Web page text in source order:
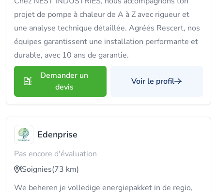
projet de pompe à chaleur de A à Z avec rigueur et
une analyse technique détaillée. Agréés Rescert, nos
équipes garantissent une installation performante et
durable, avec 10 ans de garantie.
Demander un
devis
Voir le profil
Edenprise
Pas encore d'évaluation
Soignies(73 km)
We beheren je volledige energiepakket in de regio,